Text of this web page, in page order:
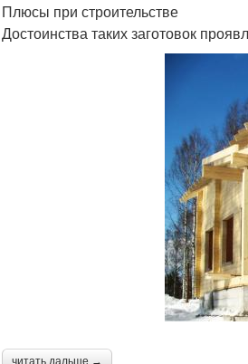
Плюсы при строительстве
Достоинства таких заготовок
читать дальше →